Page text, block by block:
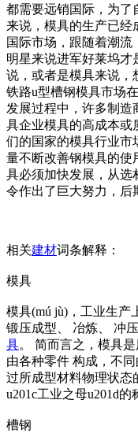
都需要远销国际，为了
来说，模具的生产已经
国际市场，跟随着潮
明星来说进军好莱坞
说，或者是模具来说，
铁路u型槽钢模具市场
发展过程中，许多制造
具企业模具的高成本或
们的国家的模具行业市
量不断改善钢模具的使
具必须加快发展，从选
令作出了巨大努力，后
相关建材词条解释：
模具
模具(mú jù)，工业生产
锻压成型、 冶炼、 冲
具。 简而言之，模具
由各种零件 构成，不
过所成型材料物理状态
u201c工业之母u201d的
槽钢